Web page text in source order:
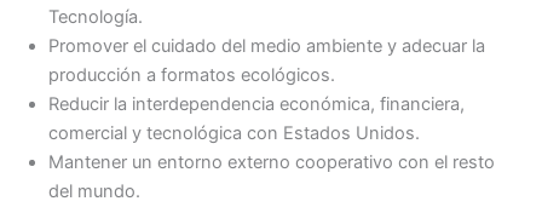
Tecnología.
Promover el cuidado del medio ambiente y adecuar la
producción a formatos ecológicos.
Reducir la interdependencia económica, financiera,
comercial y tecnológica con Estados Unidos.
Mantener un entorno externo cooperativo con el resto
del mundo.